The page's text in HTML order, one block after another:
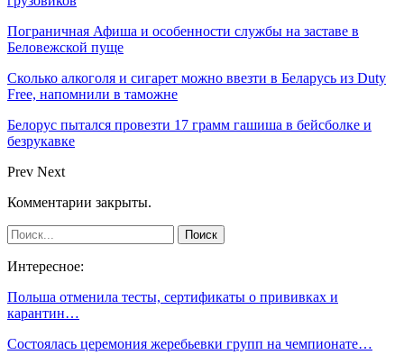
Пограничная Афиша и особенности службы на заставе в
Беловежской пуще
Сколько алкоголя и сигарет можно ввезти в Беларусь из Duty
Free, напомнили в таможне
Белорус пытался провезти 17 грамм гашиша в бейсболке и
безрукавке
Prev Next
Комментарии закрыты.
Интересное:
Польша отменила тесты, сертификаты о прививках и
карантин…
Состоялась церемония жеребьевки групп на чемпионате…